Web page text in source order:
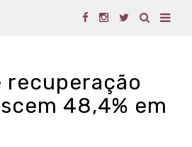
recuperação
48,4% em